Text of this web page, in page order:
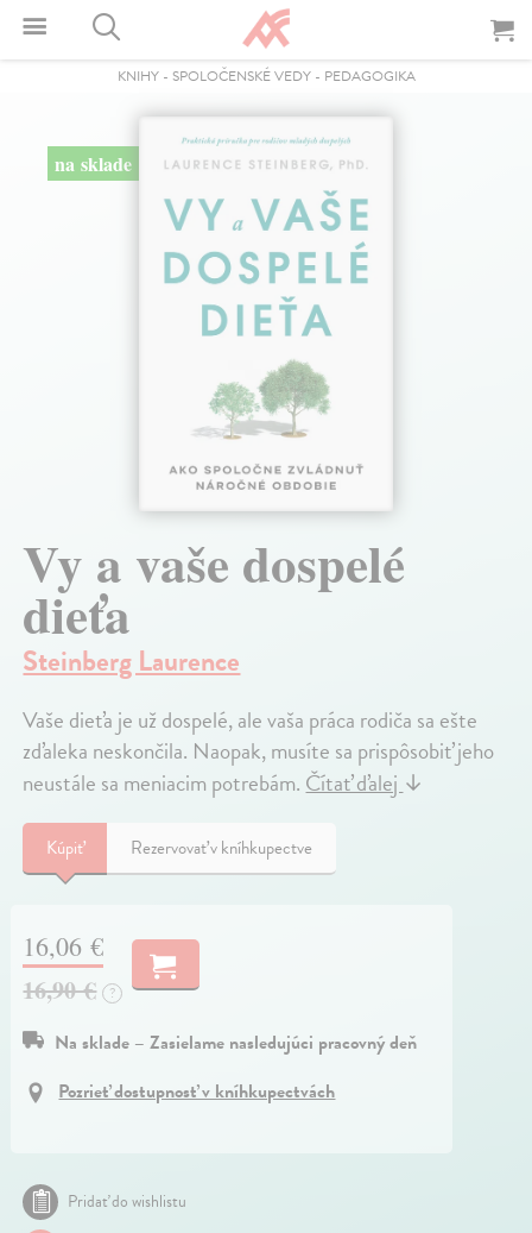
KNIHY- SPOLOČENSKÉ VEDY- PEDAGOGIKA
na sklade
Vy a vaše dospelé
dieťa
Steinberg Laurence
Vaše dieťa je už dospelé, ale vaša práca rodiča sa ešte
zďaleka neskončila. Naopak, musíte sa prispôsobiť jeho
neustále sa meniacim potrebám.Čítať ďalej↓
Kúpiť Rezervovať v kníhkupectve
16,06 €
16,90 €
?
Na sklade – Zasielame nasledujúci pracovný deň
Pozrieť dostupnosť v kníhkupectvách
Pridať do wishlistu